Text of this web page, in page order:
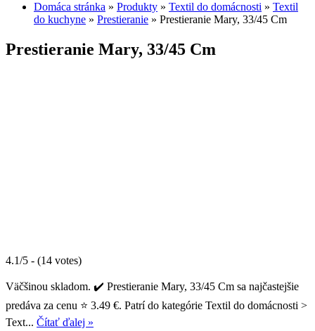
Domáca stránka » Produkty » Textil do domácnosti » Textil
do kuchyne » Prestieranie » Prestieranie Mary, 33/45 Cm
Prestieranie Mary, 33/45 Cm
4.1/5 - (14 votes)
Väčšinou skladom. ✔️ Prestieranie Mary, 33/45 Cm sa najčastejšie
predáva za cenu ⭐ 3.49 €. Patrí do kategórie Textil do domácnosti >
Text... Čítať ďalej »